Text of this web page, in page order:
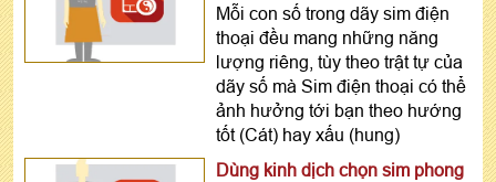
Mỗi con số trong dãy sim điện
thoại đều mang những năng
lượng riêng, tùy theo trật tự của
dãy số mà Sim điện thoại có thể
ảnh hưởng tới bạn theo hướng
tốt (Cát) hay xấu (hung)
Dùng kinh dịch chọn sim phong